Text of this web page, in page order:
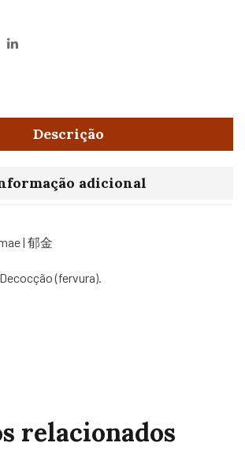
Descrição
adicional
| 郁金
(fervura).
relacionados